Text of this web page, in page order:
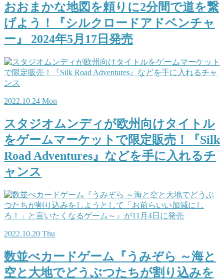
おおまかな地図を頼りに2分間で道を繋
げよう！『シルクロードアドベンチャ
ー』 2024年5月17日発売
2022.10.24 Mon
スタジオムンディが欧州向けタイトル
をゲームマーケットで限定販売！『Silk
Road Adventures』などを手に入れるチ
ャンス
2022.10.20 Thu
数並べカードゲーム『うみぞら ～海と
空と大地でどうぶつたちが割り込みを